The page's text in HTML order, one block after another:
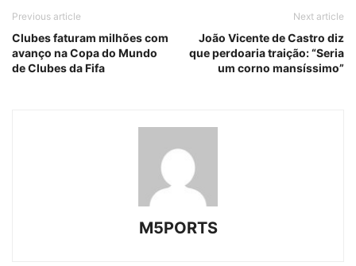
Previous article
Clubes faturam milhões com
avanço na Copa do Mundo
de Clubes da Fifa
Next article
João Vicente de Castro diz
que perdoaria traição: “Seria
um corno mansíssimo”
M5PORTS